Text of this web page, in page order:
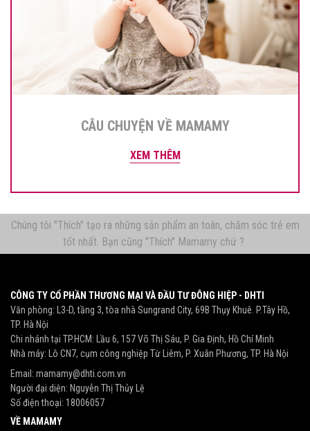
CÂU CHUYỆN VỀ MAMAMY
XEM THÊM
Chúng tôi "Thích" tạo ra những sản phẩm an toàn, chăm sóc trẻ em
tốt nhất. Bạn cũng "Thích" Mamamy chứ ?
CÔNG TY CỔ PHẦN THƯƠNG MẠI VÀ ĐẦU TƯ ĐÔNG HIỆP - DHTI
Văn phòng: L3-D, tầng 3, tòa nhà Sungrand City, 69B Thụy Khuê. P.Tây Hồ,
TP. Hà Nội
Chi nhánh tại TP.HCM: Lầu 6, 157 Võ Thị Sáu, P. Gia Định, Hồ Chí Minh
Nhà máy: Lô CN7, cụm công nghiệp Từ Liêm, P. Xuân Phương, TP. Hà Nội
Email: mamamy@dhti.com.vn
Người đại diện: Nguyễn Thị Thủy Lệ
Số điện thoại: 18006057
VỀ MAMAMY